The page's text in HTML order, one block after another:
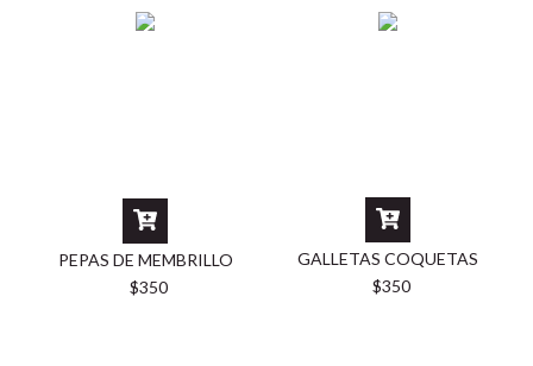
PEPAS DE MEMBRILLO
$350
GALLETAS COQUETAS
$350